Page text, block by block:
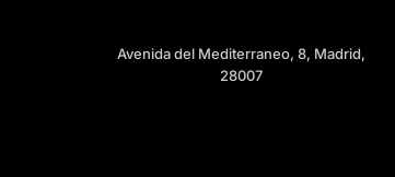
Avenida del Mediterraneo, 8, Madrid,
28007